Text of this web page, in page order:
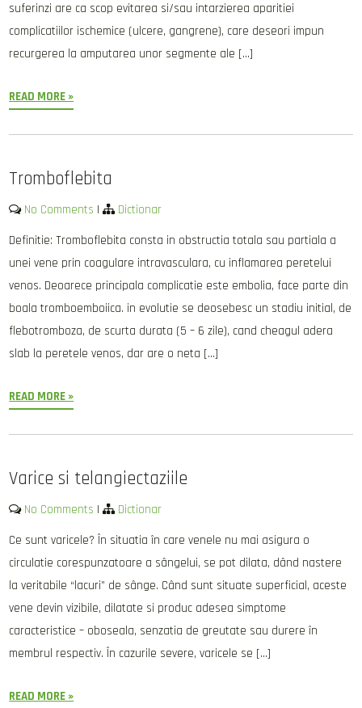
suferinzi are ca scop evitarea si/sau intarzierea aparitiei
complicatiilor ischemice (ulcere, gangrene), care deseori impun
recurgerea la amputarea unor segmente ale […]
READ MORE »
Tromboflebita
No Comments |
Dictionar
Definitie: Tromboflebita consta in obstructia totala sau partiala a
unei vene prin coagulare intravasculara, cu inflamarea peretelui
venos. Deoarece principala complicatie este embolia, face parte din
boala tromboemboiica. in evolutie se deosebesc un stadiu initial, de
flebotromboza, de scurta durata (5 – 6 zile), cand cheagul adera
slab la peretele venos, dar are o neta […]
READ MORE »
Varice si telangiectaziile
No Comments |
Dictionar
Ce sunt varicele? În situatia în care venele nu mai asigura o
circulatie corespunzatoare a sângelui, se pot dilata, dând nastere
la veritabile “lacuri” de sânge. Când sunt situate superficial, aceste
vene devin vizibile, dilatate si produc adesea simptome
caracteristice – oboseala, senzatia de greutate sau durere în
membrul respectiv. În cazurile severe, varicele se […]
READ MORE »